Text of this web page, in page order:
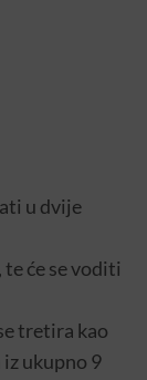
u dvije
će se voditi
tretira kao
ukupno 9